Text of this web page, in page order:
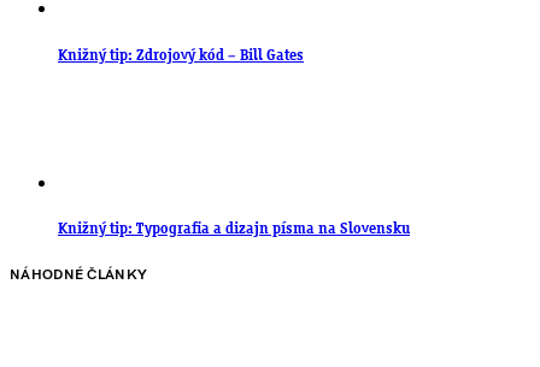
Knižný tip: Zdrojový kód – Bill Gates
Knižný tip: Typografia a dizajn písma na Slovensku
NÁHODNÉ ČLÁNKY